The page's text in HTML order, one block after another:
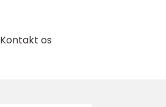
Kontakt os